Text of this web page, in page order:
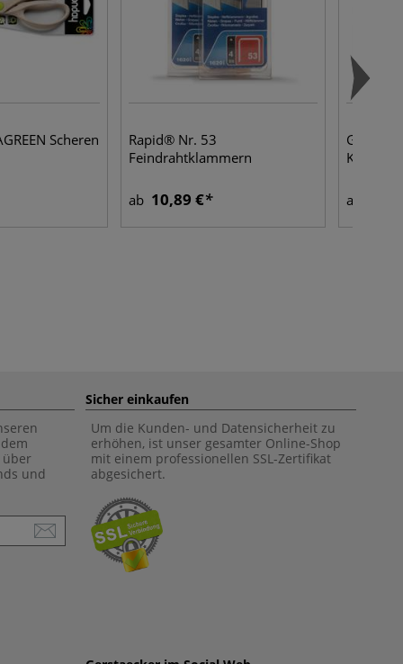
Scheren
Rapid® Nr. 53
Feindrahtklammern
ab 10,89 € ab
über
und
Sicher einkaufen
Um die Kunden- und Datensicherheit zu
erhöhen, ist unser gesamter Online-Shop
mit einem professionellen SSL-Zertifikat
abgesichert.